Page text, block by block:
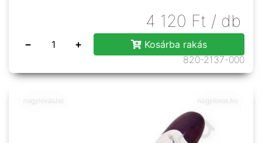
4 120 Ft / db
− +
Kosárba rakás
820-2137-000